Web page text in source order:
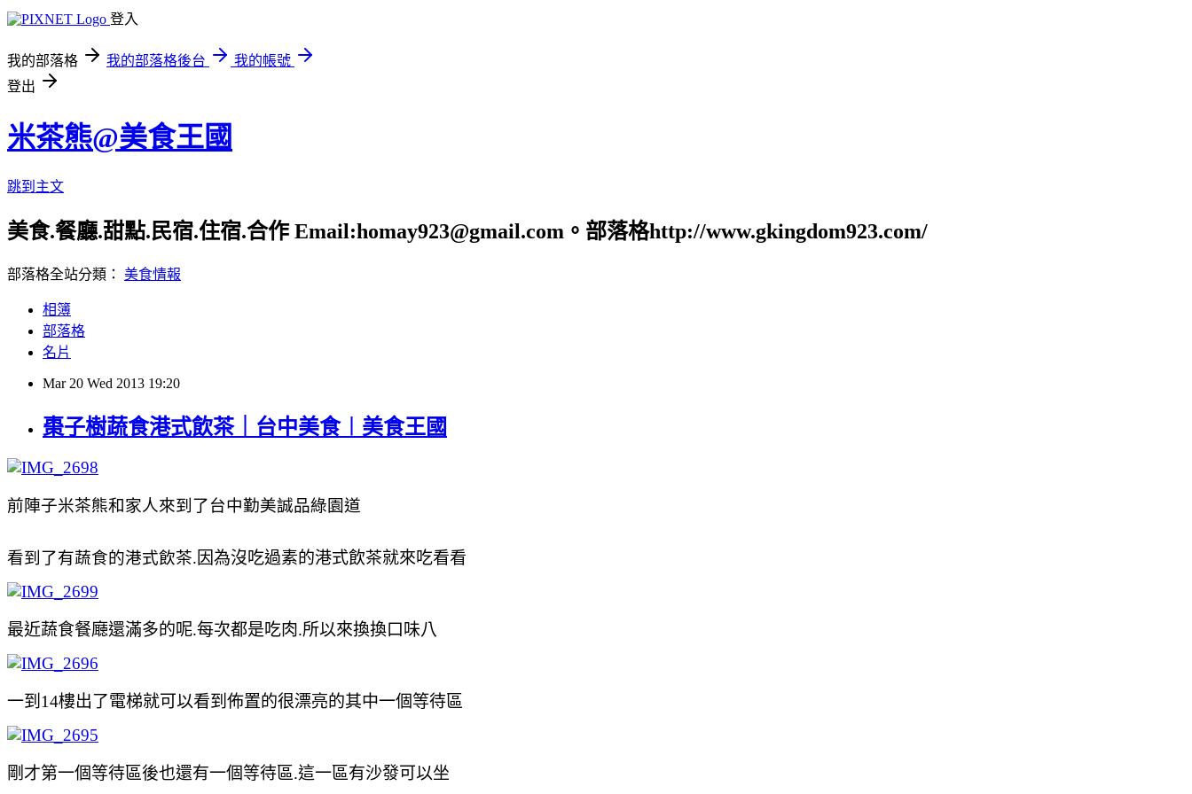
登入
我的部落格 我的部落格後台
我的帳號
登出
米茶熊@美食王國
跳到主文
美食.餐廳.甜點.民宿.住宿.合作 Email:homay923@gmail.com。部落格http://www.gkingdom923.com/
部落格全站分類： 美食情報
相簿
部落格
名片
Mar 20 Wed 2013 19:20
棗子樹蔬食港式飲茶｜台中美食︱美食王國
前陣子米茶熊和家人來到了台中勤美誠品綠園道
看到了有蔬食的港式飲茶.因為沒吃過素的港式飲茶就來吃看看
最近蔬食餐廰還滿多的呢.每次都是吃肉.所以來換換口味八
一到14樓出了電梯就可以看到佈置的很漂亮的其中一個等待區
剛才第一個等待區後也還有一個等待區.這一區有沙發可以坐